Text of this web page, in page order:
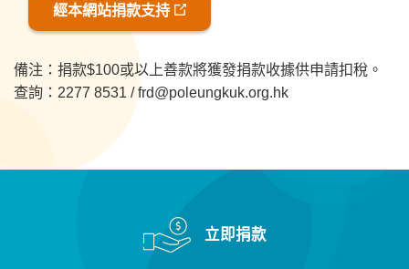
經本網站捐款支持
備注： 捐款$100或以上善款將獲發捐款收據供申請扣稅。
查詢： 2277 8531 /frd@poleungkuk.org.hk
立即捐款